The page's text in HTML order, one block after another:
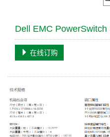
Dell EMC
在线订购